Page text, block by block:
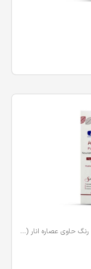
ماسک موی اریس با آبکشی تثبیت کننده رنگ حاوی عصاره انار (بدون سولفات و پارابن)